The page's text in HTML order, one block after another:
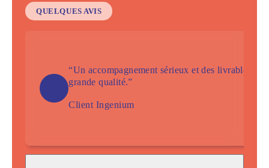
QUELQUES AVIS
“Un accompagnement sérieux et des livrables de
grande qualité.”
Client Ingenium